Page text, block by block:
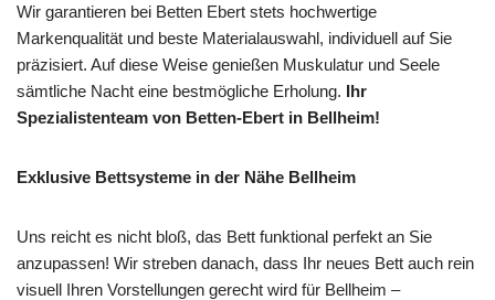
Wir garantieren bei Betten Ebert stets hochwertige
Markenqualität und beste Materialauswahl, individuell auf Sie
präzisiert. Auf diese Weise genießen Muskulatur und Seele
sämtliche Nacht eine bestmögliche Erholung. Ihr
Spezialistenteam von Betten-Ebert in Bellheim!
Exklusive Bettsysteme in der Nähe Bellheim
Uns reicht es nicht bloß, das Bett funktional perfekt an Sie
anzupassen! Wir streben danach, dass Ihr neues Bett auch rein
visuell Ihren Vorstellungen gerecht wird für Bellheim –